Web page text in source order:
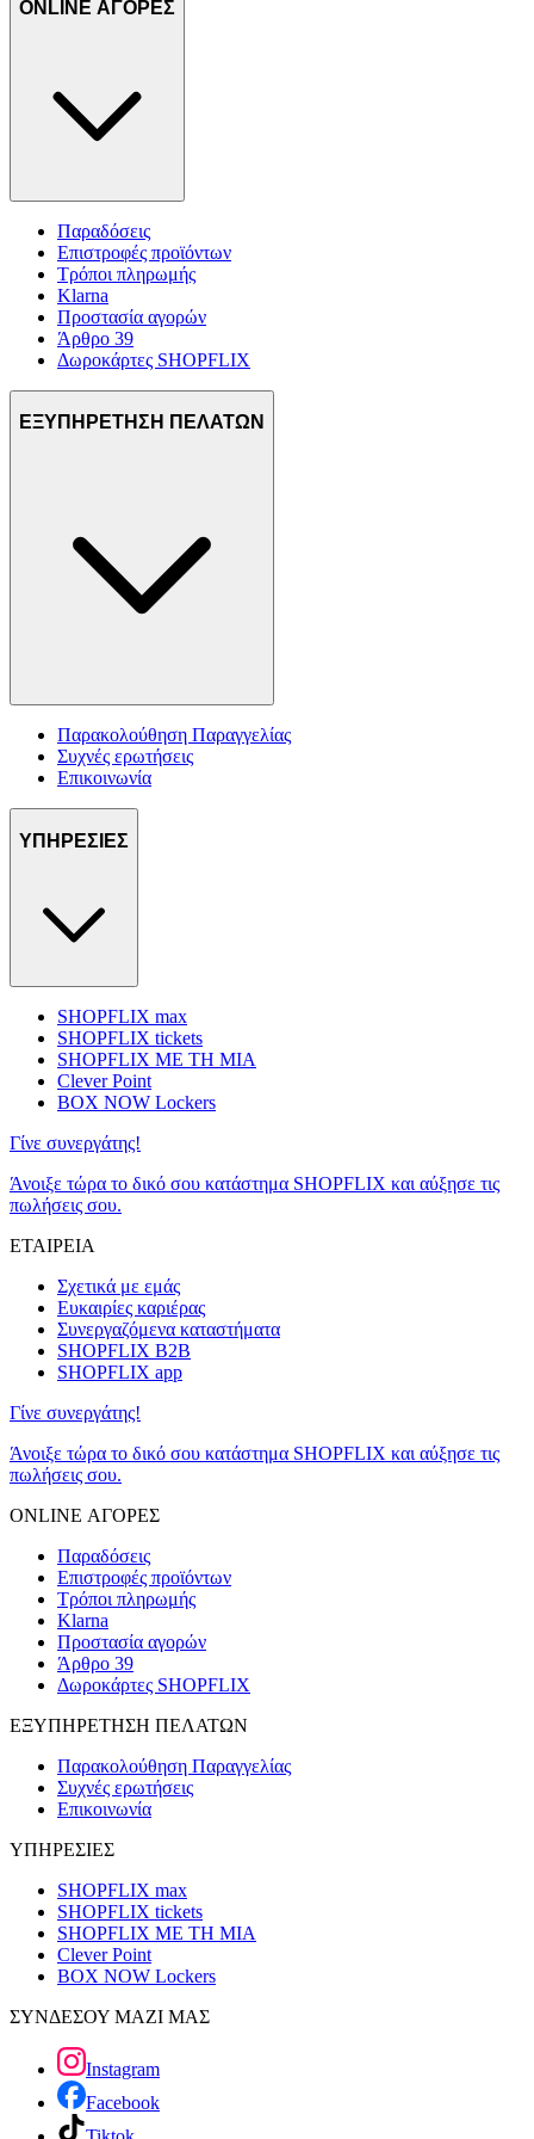
ONLINE ΑΓΟΡΕΣ
Παραδόσεις
Επιστροφές προϊόντων
Τρόποι πληρωμής
Klarna
Προστασία αγορών
Άρθρο 39
Δωροκάρτες SHOPFLIX
ΕΞΥΠΗΡΕΤΗΣΗ ΠΕΛΑΤΩΝ
Παρακολούθηση Παραγγελίας
Συχνές ερωτήσεις
Επικοινωνία
ΥΠΗΡΕΣΙΕΣ
SHOPFLIX max
SHOPFLIX tickets
SHOPFLIX ΜΕ ΤΗ ΜΙΑ
Clever Point
BOX NOW Lockers
Γίνε συνεργάτης!
Άνοιξε τώρα το δικό σου κατάστημα SHOPFLIX και αύξησε τις
πωλήσεις σου.
ΕΤΑΙΡΕΙΑ
Σχετικά με εμάς
Ευκαιρίες καριέρας
Συνεργαζόμενα καταστήματα
SHOPFLIX B2B
SHOPFLIX app
Γίνε συνεργάτης!
Άνοιξε τώρα το δικό σου κατάστημα SHOPFLIX και αύξησε τις
πωλήσεις σου.
ONLINE ΑΓΟΡΕΣ
Παραδόσεις
Επιστροφές προϊόντων
Τρόποι πληρωμής
Klarna
Προστασία αγορών
Άρθρο 39
Δωροκάρτες SHOPFLIX
ΕΞΥΠΗΡΕΤΗΣΗ ΠΕΛΑΤΩΝ
Παρακολούθηση Παραγγελίας
Συχνές ερωτήσεις
Επικοινωνία
ΥΠΗΡΕΣΙΕΣ
SHOPFLIX max
SHOPFLIX tickets
SHOPFLIX ΜΕ ΤΗ ΜΙΑ
Clever Point
BOX NOW Lockers
ΣΥΝΔΕΣΟΥ ΜΑΖΙ ΜΑΣ
Instagram
Facebook